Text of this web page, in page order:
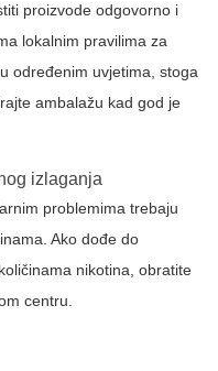
proizvode odgovorno i
lokalnim pravilima za
određenim uvjetima, stoga
ambalažu kad god je
izlaganja
problemima trebaju
Ako dođe do
nikotina, obratite
centru.